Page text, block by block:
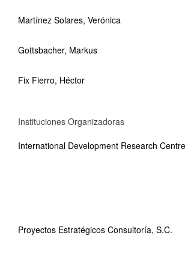
Martínez Solares, Verónica
Gottsbacher, Markus
Fix Fierro, Héctor
Instituciones Organizadoras
International Development Research Centre
Proyectos Estratégicos Consultoría, S.C.